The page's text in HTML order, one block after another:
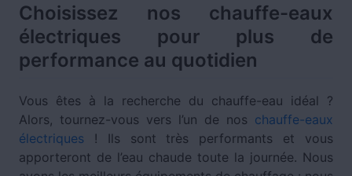
Choisissez nos chauffe-eaux
électriques pour plus de
performance au quotidien
Vous êtes à la recherche du chauffe-eau idéal ?
Alors, tournez-vous vers l’un de nos chauffe-eaux
électriques ! Ils sont très performants et vous
apporteront de l’eau chaude toute la journée. Nous